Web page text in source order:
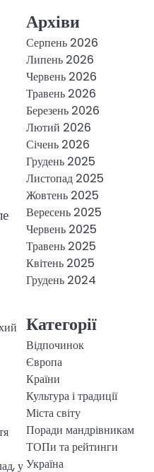
у
Архіви
Серпень 2026
Липень 2026
Червень 2026
Травень 2026
Березень 2026
Лютий 2026
Січень 2026
Грудень 2025
Листопад 2025
Жовтень 2025
Вересень 2025
Червень 2025
Травень 2025
Квітень 2025
Грудень 2024
Категорії
Відпочинок
Європа
Країни
Культура і традиції
Міста світу
Поради мандрівникам
ТОПи та рейтинги
Україна